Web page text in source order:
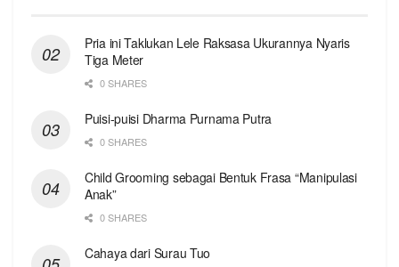
Pria ini Taklukan Lele Raksasa Ukurannya Nyaris
Tiga Meter
0 SHARES
Puisi-puisi Dharma Purnama Putra
0 SHARES
Child Grooming sebagai Bentuk Frasa “Manipulasi
Anak”
0 SHARES
Cahaya dari Surau Tuo